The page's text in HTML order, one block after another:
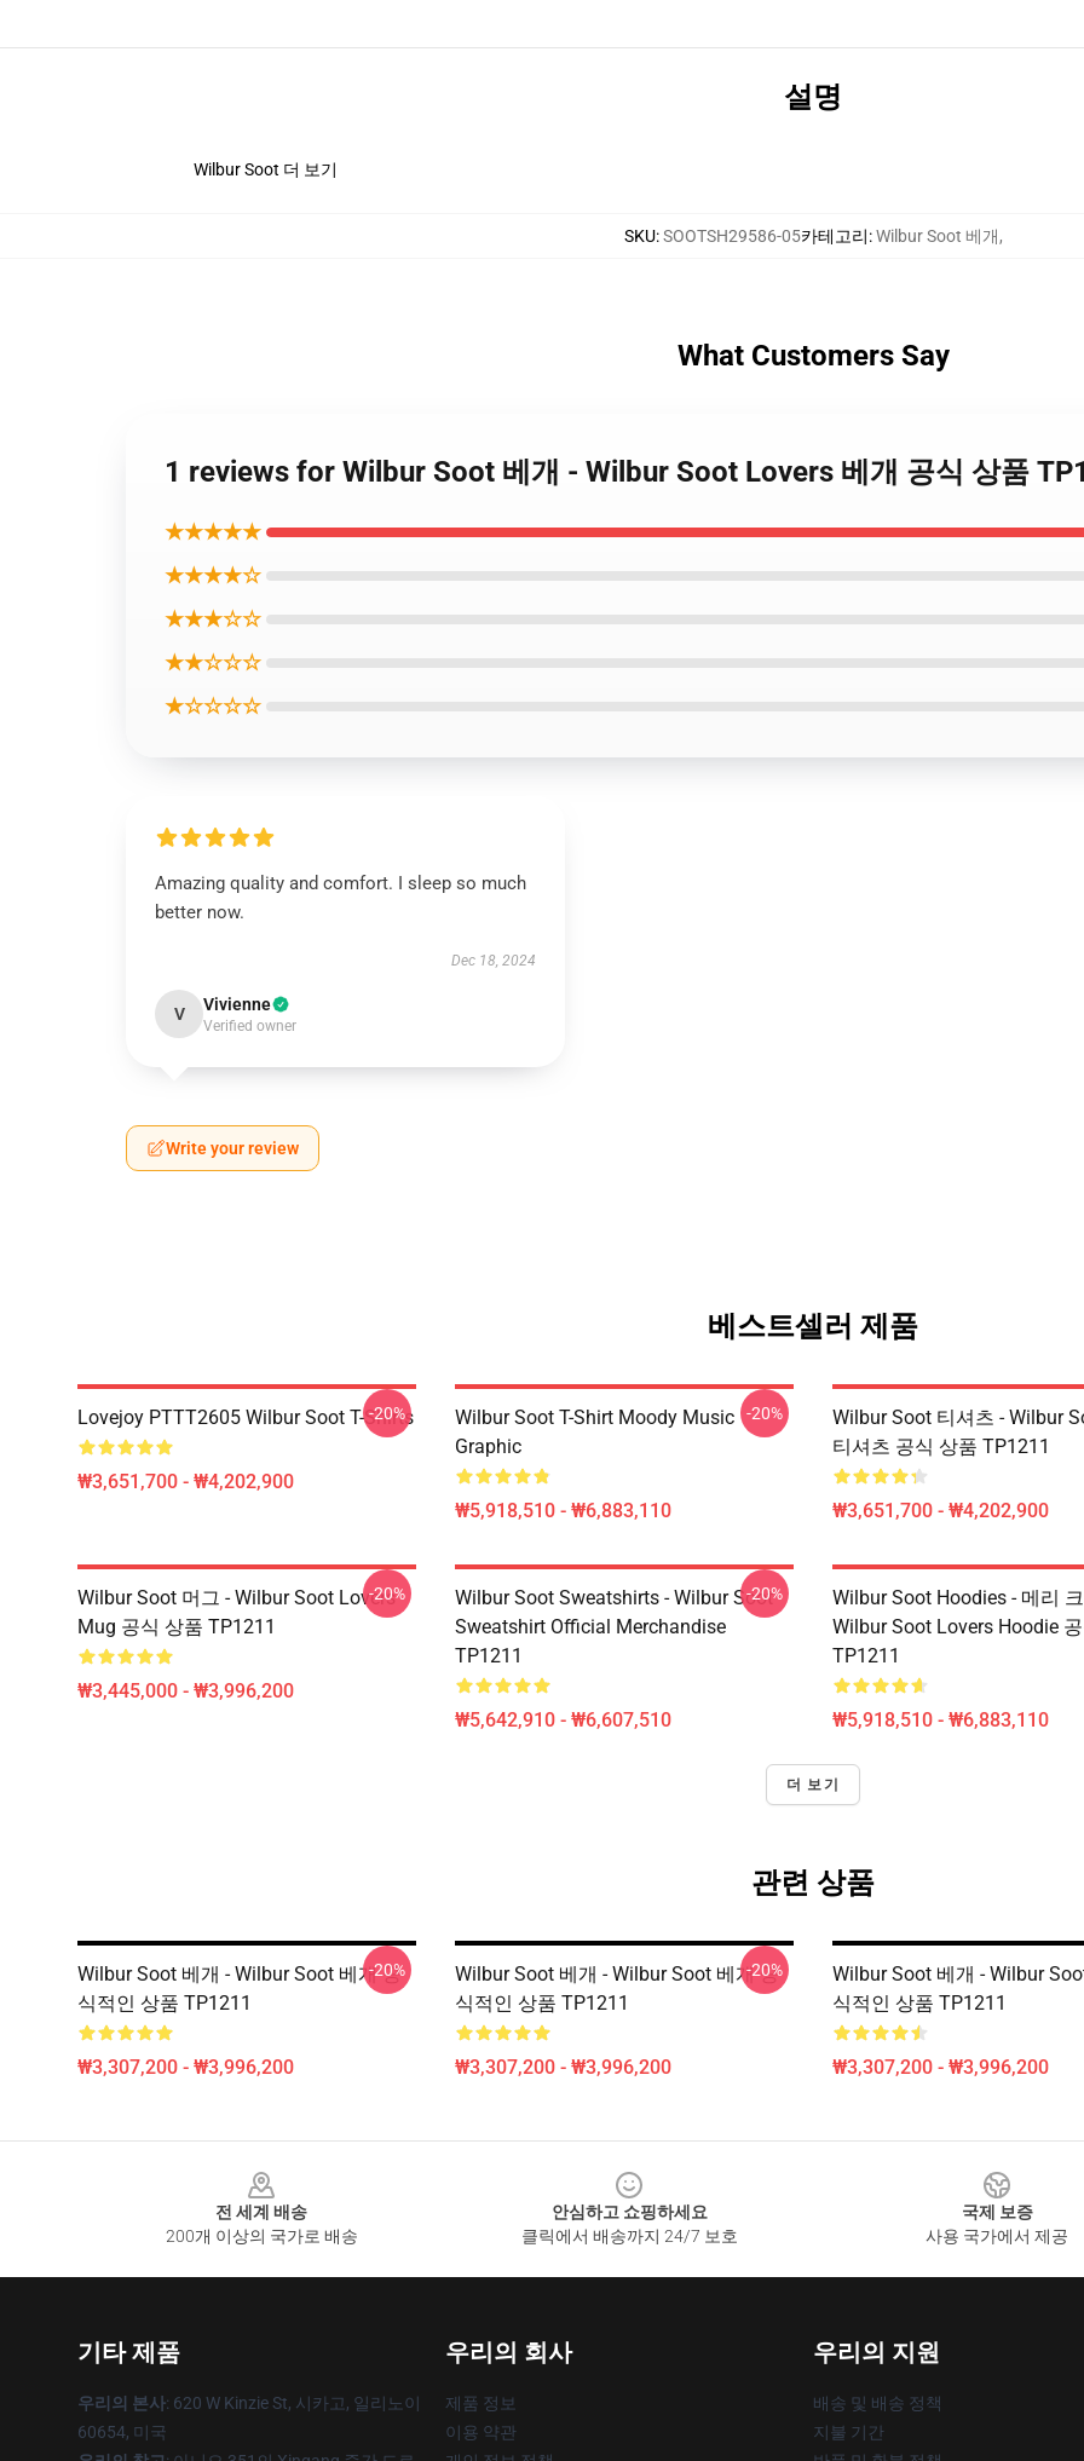
설명
Wilbur Soot 더 보기
SKU:SOOTSH29586-05카테고리:Wilbur Soot 베개,
What Customers Say
1 reviews for Wilbur Soot 베개 - Wilbur Soot Lovers 베개 공식 상품
★★★★★
★★★★☆
★★★☆☆
★★☆☆☆
★☆☆☆☆
Amazing quality and comfort. I sleep so much
better now.
Dec 18, 2024
V Vivienne
Verified owner
Write your review
베스트셀러 제품
Lovejoy PTTT2605 Wilbur Soot T-Shirts
₩3,651,700 - ₩4,202,900
-20%
Wilbur Soot T-Shirt Moody Music
Graphic
₩5,918,510 - ₩6,883,110
-20%
Wilbur Soot 티셔츠 - Wilbur
티셔츠 공식 상품 TP1211
₩3,651,700 - ₩4,202,900
Wilbur Soot 머그 - Wilbur Soot Lovers
Mug 공식 상품 TP1211
₩3,445,000 - ₩3,996,200
-20%
Wilbur Soot Sweatshirts - Wilbur Soot
Sweatshirt Official Merchandise
TP1211
₩5,642,910 - ₩6,607,510
-20%
Wilbur Soot Hoodies - 메리
Wilbur Soot Lovers Hoodie
TP1211
₩5,918,510 - ₩6,883,110
더 보기
관련 상품
Wilbur Soot 베개 - Wilbur Soot 베개 공
식적인 상품 TP1211
₩3,307,200 - ₩3,996,200
-20%
Wilbur Soot 베개 - Wilbur Soot 베개 공
식적인 상품 TP1211
₩3,307,200 - ₩3,996,200
-20%
Wilbur Soot 베개 - Wilbur
식적인 상품 TP1211
₩3,307,200 - ₩3,996,200
전 세계 배송
200개 이상의 국가로 배송
안심하고 쇼핑하세요
클릭에서 배송까지 24/7 보호
국제 보증
사용 국가에서 제공
기타 제품
우리의 본사: 620 W Kinzie St, 시카고, 일리노이
60654, 미국
우리의 회사
제품 정보
이용 약관
우리의 지원
배송 및 배송 정책
지불 기간